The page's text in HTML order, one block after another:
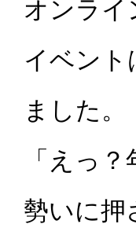
オンラ
イベン
ました。
「えっ
勢いに押